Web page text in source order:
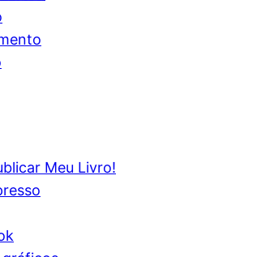
Meu Livro!